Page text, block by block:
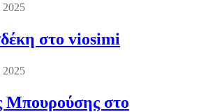
2025
στο viosimi
2025
Μπουρούσης στο